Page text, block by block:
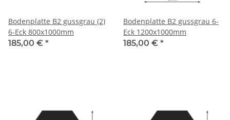
Bodenplatte B2 gussgrau (2)
6-Eck 800x1000mm
185,00 € *
Bodenplatte B2 gussgrau 6-
Eck 1200x1000mm
185,00 € *